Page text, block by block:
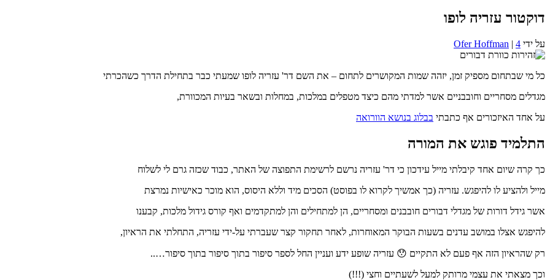
דוקטור עזריה לופו
על ידי Ofer Hoffman | 4
כל מי שבתחום מספיק זמן, יזהה שמות המקושרים לתחום – את השם דר' עזריה לופו שמעתי כבר בתחילת הדרך כשהכרתי
מגדלים מסחריים וחובבניים אשר למדתי מהם כיצד מטפלים במלכות, במחלות ובשאר בעיות המכוורת,
על אחד האיזכורים אף כתבתי בבלוג בנושא הוורואה
התלמיד פוגש את המורה
כך קרה שיום אחד קיבלתי מייל עידכון כי דר' עזריה נרשם לרשימת התפוצה של האתר, כבוד שכזה גרם לי לשלוח
מייל ולהציע לו להיפגש. עזריה (כך אמשיך לקרוא לו בפוסט) הסכים מיד וללא היסוס, הוא מוכר כאישיות נמרצת
אשר גידל דורות של מגדלי דבורים חובבנים ומסחריים, הן למתחילים והן למתקדמים ואף קורס גידול מלכות, קבענו
להיפגש אצלו במושב עדנים בשעות הבוקר המאוחרות, לאחר תחקור קצר שעברתי על-ידי עזריה, התחלתי את הראיון,
רק שהראיון הזה אף פעם לא התקיים 😯 עזריה שופע ידע ועניין החל לספר סיפור בתוך סיפור בתוך סיפור…..
וכך מצאתי את עצמי מרותק למעל לשעתיים וחצי (!!!)